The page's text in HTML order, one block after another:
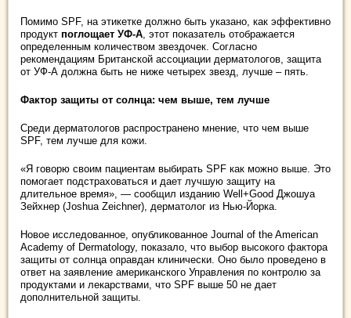
Помимо SPF, на этикетке должно быть указано, как эффективно
продукт поглощает УФ-А , этот показатель отображается
определенным количеством звездочек. Согласно
рекомендациям Британской ассоциации дерматологов, защита
от УФ-А должна быть не ниже четырех звезд, лучше – пять.
Фактор защиты от солнца: чем выше, тем лучше
Среди дерматологов распространено мнение, что чем выше
SPF, тем лучше для кожи.
«Я говорю своим пациентам выбирать SPF как можно выше. Это
помогает подстраховаться и дает лучшую защиту на
длительное время», — сообщил изданию Well+Good Джошуа
Зейхнер (Joshua Zeichner), дерматолог из Нью-Йорка.
Новое исследованное, опубликованное Journal of the American
Academy of Dermatology, показало, что выбор высокого фактора
защиты от солнца оправдан клинически. Оно было проведено в
ответ на заявление американского Управления по контролю за
продуктами и лекарствами, что SPF выше 50 не дает
дополнительной защиты.